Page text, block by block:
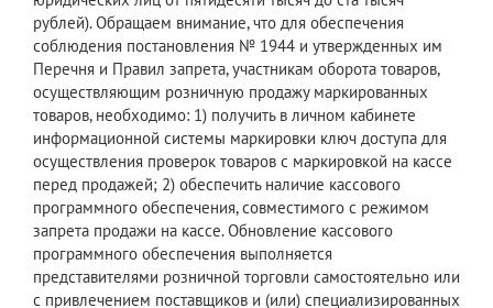
рублей). Обращаем внимание, что для обеспечения
соблюдения постановления № 1944 и утвержденных им
Перечня и Правил запрета, участникам оборота товаров,
осуществляющим розничную продажу маркированных
товаров, необходимо: 1) получить в личном кабинете
информационной системы маркировки ключ доступа для
осуществления проверок товаров с маркировкой на кассе
перед продажей; 2) обеспечить наличие кассового
программного обеспечения, совместимого с режимом
запрета продажи на кассе. Обновление кассового
программного обеспечения выполняется
представителями розничной торговли самостоятельно или
с привлечением поставщиков и (или) специализированных